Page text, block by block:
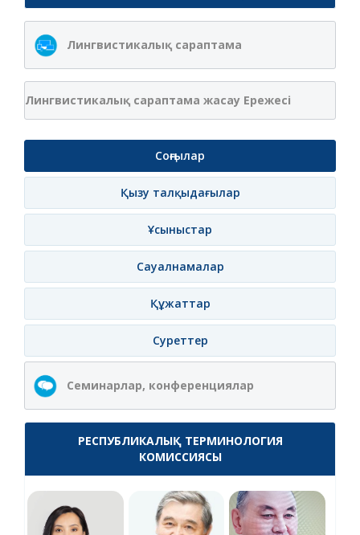
Лингвистикалық сараптама
Лингвистикалық сараптама жасау Ережесі
Соңғылар
Қызу талқыдағылар
Ұсыныстар
Сауалнамалар
Құжаттар
Суреттер
Семинарлар, конференциялар
РЕСПУБЛИКАЛЫҚ ТЕРМИНОЛОГИЯ
КОМИССИЯСЫ